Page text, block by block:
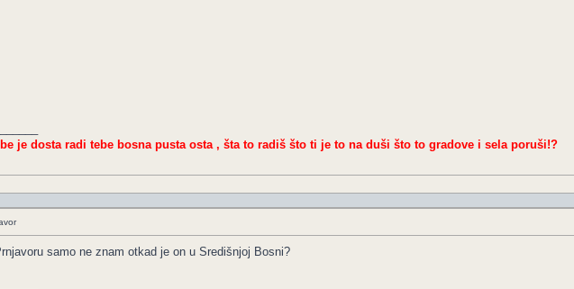
je dosta radi tebe bosna pusta osta , šta to radiš što ti je to na duši što to gradove i sela poruši!?
samo ne znam otkad je on u Središnjoj Bosni?